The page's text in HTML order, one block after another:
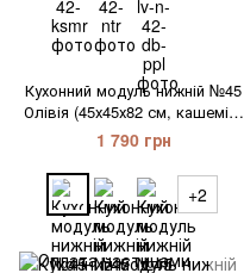
Кухонний модуль нижній №45
Олівія (45х45х82 см, кашемір)
IMI
1 790 грн
+2